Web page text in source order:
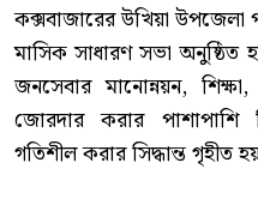
‎কক্সবাজারের উখিয়া
মাসিক সাধারণ সভা অনুষ্ঠিত
জনসেবার মানোন্নয়ন,
জোরদার করার পাশাপাশি
গতিশীল করার সিদ্ধান্ত গৃহীত